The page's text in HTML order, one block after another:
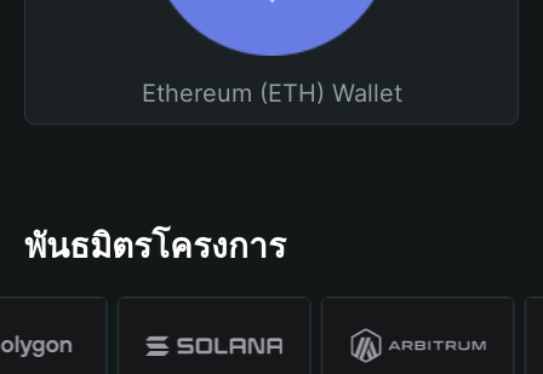
Ethereum (ETH) Wallet
พันธมิตรโครงการ